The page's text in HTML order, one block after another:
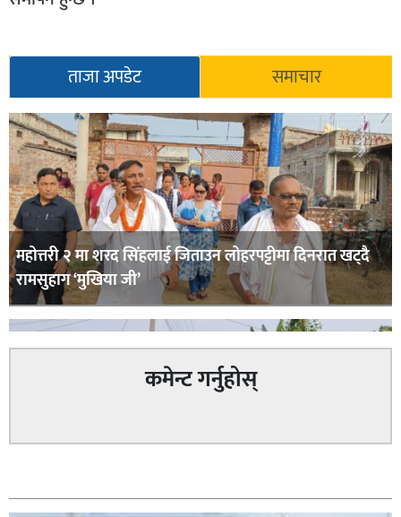
ताजा अपडेट समाचार
महोत्तरी २ मा शरद सिंहलाई जिताउन लोहरपट्टीमा दिनरात खट्दै
रामसुहाग ‘मुखिया जी’
कमेन्ट गर्नुहोस्